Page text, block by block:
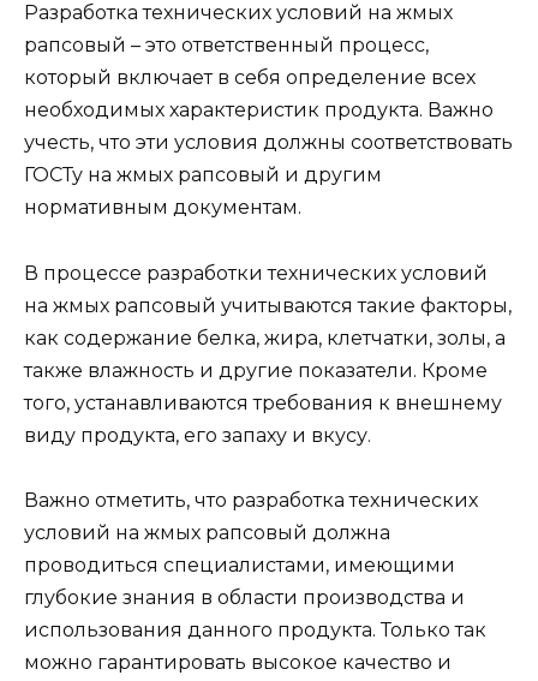
Разработка технических условий на жмых
рапсовый – это ответственный процесс,
который включает в себя определение всех
необходимых характеристик продукта. Важно
учесть, что эти условия должны соответствовать
ГОСТу на жмых рапсовый и другим
нормативным документам.
В процессе разработки технических условий
на жмых рапсовый учитываются такие факторы,
как содержание белка, жира, клетчатки, золы, а
также влажность и другие показатели. Кроме
того, устанавливаются требования к внешнему
виду продукта, его запаху и вкусу.
Важно отметить, что разработка технических
условий на жмых рапсовый должна
проводиться специалистами, имеющими
глубокие знания в области производства и
использования данного продукта. Только так
можно гарантировать высокое качество и